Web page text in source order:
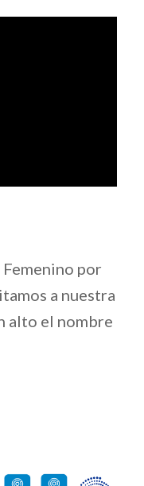
por
a nuestra
alto el nombre